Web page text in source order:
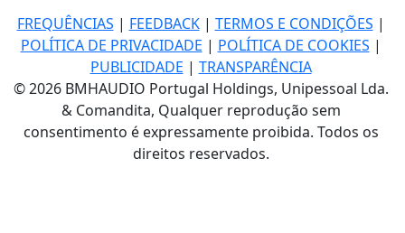
FREQUÊNCIAS | FEEDBACK| TERMOS E CONDIÇÕES |
POLÍTICA DE PRIVACIDADE | POLÍTICA DE COOKIES |
PUBLICIDADE | TRANSPARÊNCIA
© 2026 BMHAUDIO Portugal Holdings, Unipessoal Lda.
& Comandita, Qualquer reprodução sem
consentimento é expressamente proibida. Todos os
direitos reservados.